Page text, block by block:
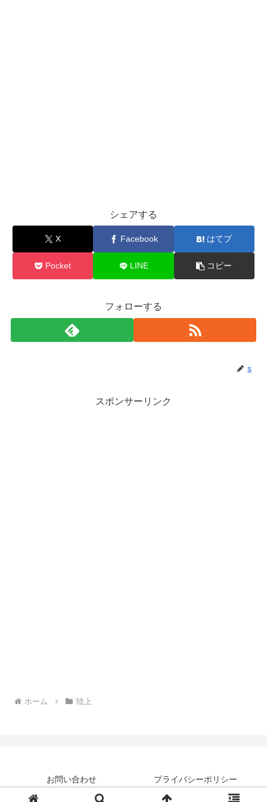
シェアする
X Facebook はてブ
Pocket LINE コピー
フォローする
s
スポンサーリンク
ホーム 陸上
お問い合わせ プライバシーポリシー